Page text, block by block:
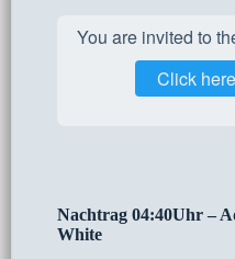
You are invited to
Click
Nachtrag 04:40Uhr –
White